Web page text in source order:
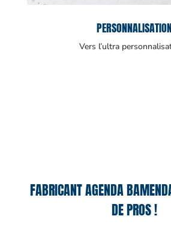
Vers l’ultra
FABRICANT AGENDA
DE PROS !